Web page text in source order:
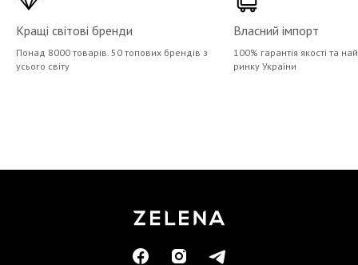
Кращі світові бренди
Понад 8000 товарів. 50 топових брендів з
усього світу
Власний імпорт
100% гарантія якості та
ринку України